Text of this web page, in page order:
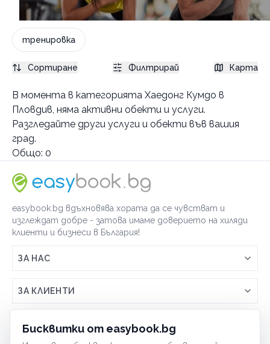
Бисквитки от easybook.bg
тренировка
В момента в категорията Хаедонг Кумдо в
Пловдив, няма активни обекти и услуги.
Разгледайте други услуги и обекти във вашия
град.
Общо: 0
Сортиране Филтрирай Карта
София
Услуги
MMA тренировки
тренировка
Айкидо
айкидо за възрастни
Бокидо
тренировка
тренировка
Джиу Джицу
джиу джицу за деца
тренировка
Джудо
тренировка
Карате
карате за възрастни
карате за деца
Крав мага
тренировка
Кунг Фу
кунг фу за деца
Самбо
таекуондо за деца
Фехтовка
easybook.bg вдъхновява хората да се чувстват и
изглеждат добре - затова имаме доверието на хиляди
клиенти и бизнеси в България!
ЗА НАС
Връзка с easybook.bg
Как работи easybook
Често задавани въпроси
ЗА КЛИЕНТИ
Условия за ползване
ЗА ТЪРГОВЦИ